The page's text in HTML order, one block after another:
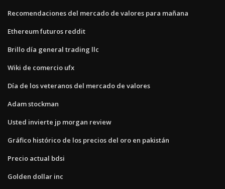
Recomendaciones del mercado de valores para mañana
Ethereum futuros reddit
Brillo día general trading llc
Wiki de comercio ufx
Día de los veteranos del mercado de valores
Adam stockman
Usted invierte jp morgan review
Gráfico histórico de los precios del oro en pakistán
Precio actual bdsi
Golden dollar inc